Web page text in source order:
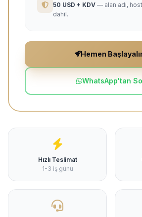
50 USD + KDV — alan adı,
dahil.
Hemen
WhatsApp'tan
Hızlı Teslimat
1-3 iş günü